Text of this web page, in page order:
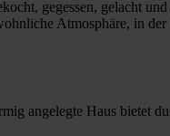
gegessen, gelacht
Atmosphäre, in
angelegte Haus bietet